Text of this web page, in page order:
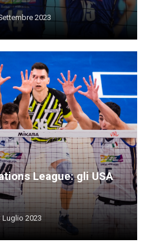
2023
League: gli USA
Luglio 2023